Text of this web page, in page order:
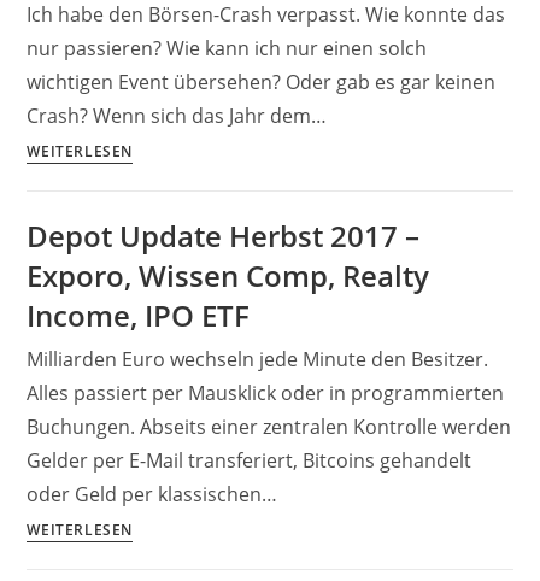
im
Rentenalter
Ich habe den Börsen-Crash verpasst. Wie konnte das
nur passieren? Wie kann ich nur einen solch
wichtigen Event übersehen? Oder gab es gar keinen
Crash? Wenn sich das Jahr dem…
WEITERLESEN
finden
und
mit
Dividend
&
FAST
Graphs
Depot Update Herbst 2017 –
Exporo, Wissen Comp, Realty
Income, IPO ETF
Milliarden Euro wechseln jede Minute den Besitzer.
Alles passiert per Mausklick oder in programmierten
Buchungen. Abseits einer zentralen Kontrolle werden
Gelder per E-Mail transferiert, Bitcoins gehandelt
oder Geld per klassischen…
WEITERLESEN